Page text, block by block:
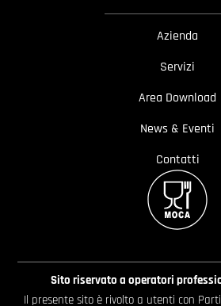
Azienda
Servizi
Area Download
News & Eventi
Contatti
Sito riservato a operatori
Il presente sito è rivolto a utenti con